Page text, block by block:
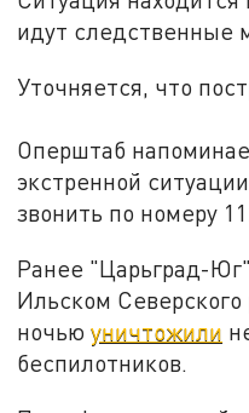
идут следственные
Уточняется, что
Оперштаб
экстренной
звонить по номеру
Ранее "Царьград-Юг"
Ильском Северского
ночьюуничтожили
беспилотников.